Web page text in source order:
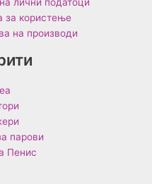
лични податоци
за користење
на производи
парови
Пенис